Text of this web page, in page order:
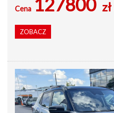
Cena 127800 zł
ZOBACZ